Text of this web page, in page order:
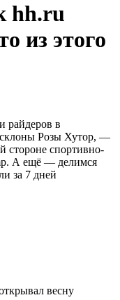
hh.ru
из этого
райдеров в
Розы Хутор, —
стороне спортивно-
А ещё — делимся
за 7 дней
весну